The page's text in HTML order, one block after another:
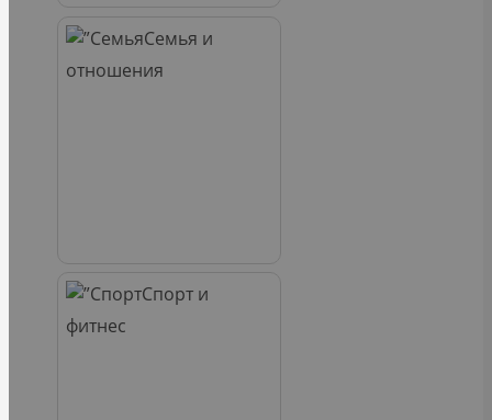
Семья и
отношения
Спорт и
фитнес